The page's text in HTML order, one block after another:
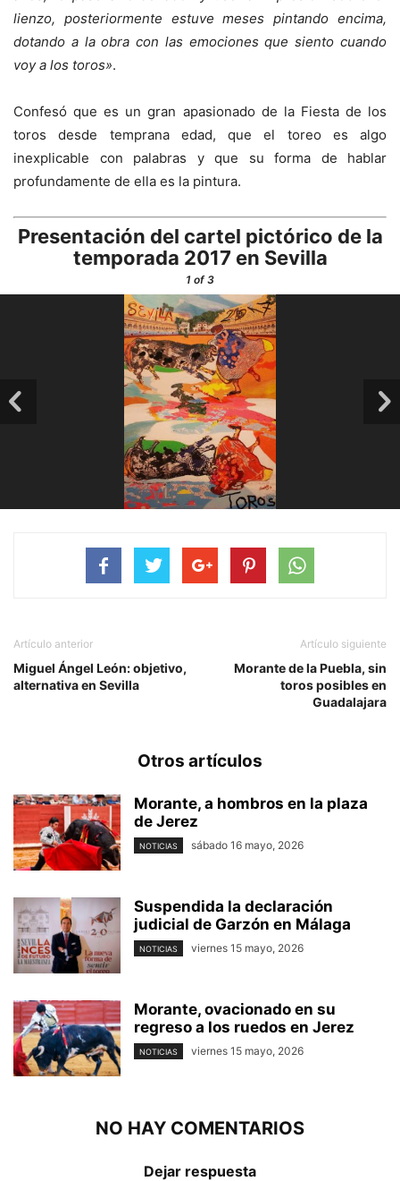
lienzo, posteriormente estuve meses pintando encima,
dotando a la obra con las emociones que siento cuando
voy a los toros».
Confesó que es un gran apasionado de la Fiesta de los
toros desde temprana edad, que el toreo es algo
inexplicable con palabras y que su forma de hablar
profundamente de ella es la pintura.
Presentación del cartel pictórico de la
temporada 2017 en Sevilla
1 of 3
Artículo anterior
Miguel Ángel León: objetivo,
alternativa en Sevilla
Artículo siguiente
Morante de la Puebla, sin
toros posibles en
Guadalajara
Otros artículos
Morante, a hombros en la plaza
de Jerez
NOTICIAS sábado 16 mayo, 2026
Suspendida la declaración
judicial de Garzón en Málaga
NOTICIAS viernes 15 mayo, 2026
Morante, ovacionado en su
regreso a los ruedos en Jerez
NOTICIAS viernes 15 mayo, 2026
NO HAY COMENTARIOS
Dejar respuesta